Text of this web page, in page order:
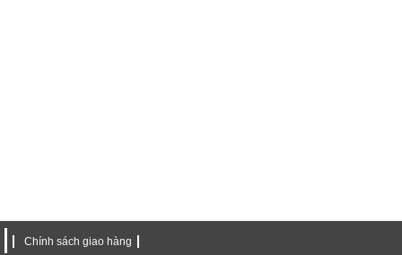
Chính sách giao hàng